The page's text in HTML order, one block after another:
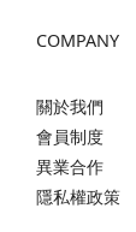
COMPANY
關於我們
會員制度
異業合作
隱私權政策